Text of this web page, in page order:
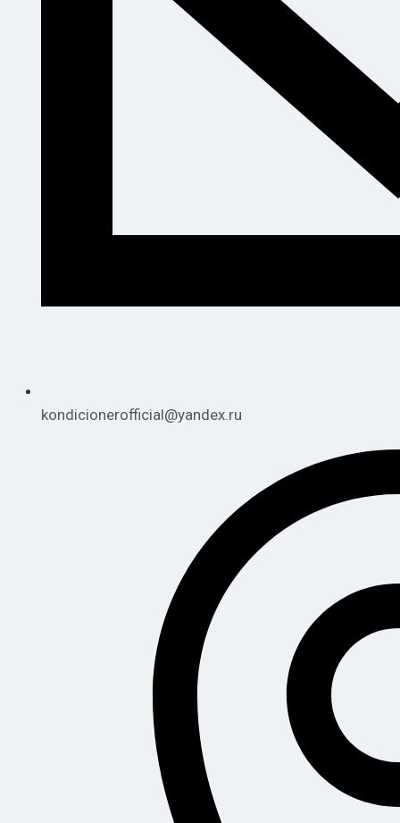
kondicionerofficial@yandex.ru